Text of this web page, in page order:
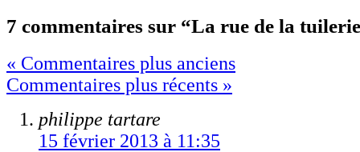
7 commentaires sur “La rue de la
« Commentaires plus anciens
Commentaires plus récents »
philippe tartare
15 février 2013 à 11:35